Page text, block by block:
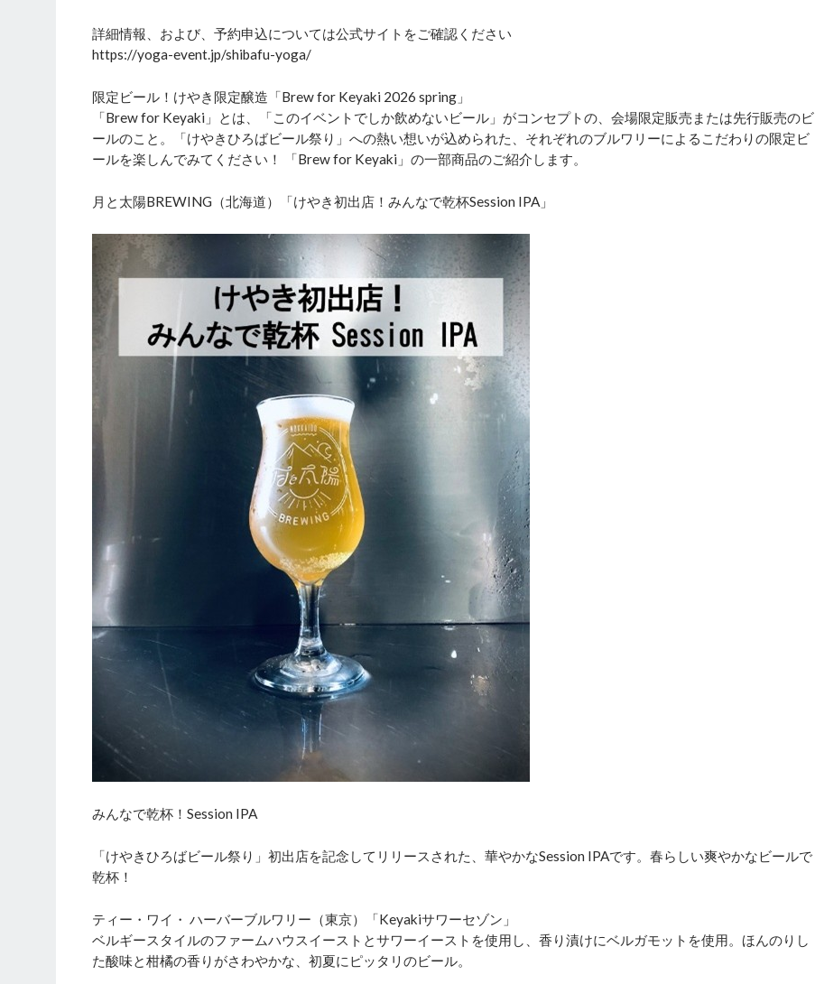
詳細情報、および、予約申込については公式サイトをご確認ください
https://yoga-event.jp/shibafu-yoga/
限定ビール！けやき限定醸造「Brew for Keyaki 2026 spring」
「Brew for Keyaki」とは、「このイベントでしか飲めないビール」がコンセプトの、会場限定販売または先行販売のビ
ールのこと。「けやきひろばビール祭り」への熱い想いが込められた、それぞれのブルワリーによるこだわりの限定ビ
ールを楽しんでみてください！ 「Brew for Keyaki」の一部商品のご紹介します。
月と太陽BREWING（北海道）「けやき初出店！みんなで乾杯Session IPA」
みんなで乾杯！Session IPA
「けやきひろばビール祭り」初出店を記念してリリースされた、華やかなSession IPAです。春らしい爽やかなビールで
乾杯！
ティー・ワイ・ ハーバーブルワリー（東京）「Keyakiサワーセゾン」
ベルギースタイルのファームハウスイーストとサワーイーストを使用し、香り漬けにベルガモットを使用。ほんのりし
た酸味と柑橘の香りがさわやかな、初夏にピッタリのビール。